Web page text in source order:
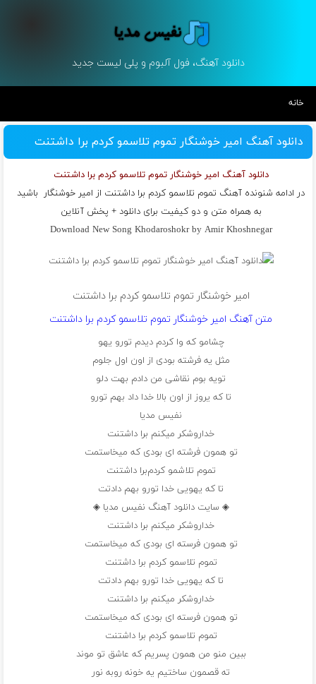
دانلود آهنگ، فول آلبوم و پلی لیست جدید
خانه
دانلود آهنگ امیر خوشنگار تموم تلاسمو کردم برا داشتنت
دانلود آهنگ امیر خوشنگار تموم تلاسمو کردم برا داشتنت
در ادامه شنونده آهنگ تموم تلاسمو کردم برا داشتنت از امیر خوشنگار باشید
به همراه متن و دو کیفیت برای دانلود + پخش آنلاین
Download New Song Khodaroshokr by Amir Khoshnegar
امیر خوشنگار تموم تلاسمو کردم برا داشتنت
متن آهنگ امیر خوشنگار تموم تلاسمو کردم برا داشتنت
چشامو که وا کردم دیدم تورو یهو
مثل یه فرشته بودی از اون اول جلوم
تویه بوم نقاشی من دادم بهت دلو
تا که یروز از اون بالا خدا داد بهم تورو
نفیس مدیا
خداروشکر میکنم برا داشتنت
تو همون فرشته ای بودی که میخاستمت
تموم تلاشمو کردم‌برا داشتنت
تا که یهویی خدا تورو بهم‌ دادتت
◈ سایت دانلود آهنگ نفیس مدیا ◈
خداروشکر میکنم برا داشتنت
تو همون فرسته ای بودی که میخاستمت
تموم تلاسمو کردم برا داشتنت
تا که یهویی خدا تورو بهم‌ دادتت
خداروشکر میکنم برا داشتنت
تو همون فرسته ای بودی که میخاستمت
تموم تلاسمو کردم برا داشتنت
ببین منو من همون پسریم که عاشق تو موند
ته قصمون ساختیم یه خونه روبه نور